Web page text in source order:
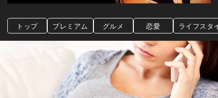
トップ プレミアム グルメ 恋愛 ライフスタ